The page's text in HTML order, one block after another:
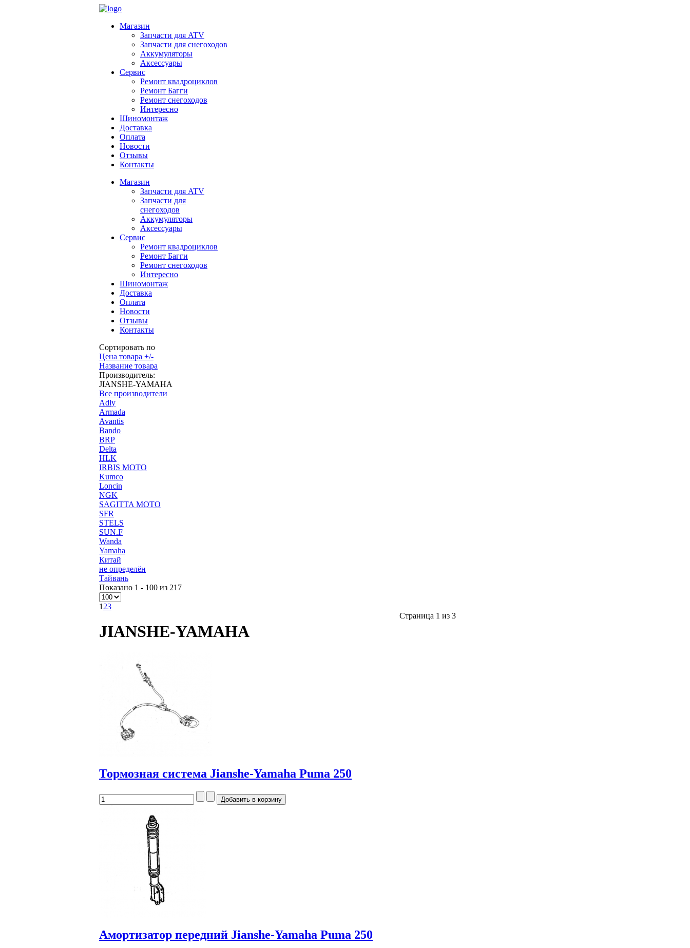
Магазин
Запчасти для ATV
Запчасти для снегоходов
Аккумуляторы
Аксессуары
Сервис
Ремонт квадроциклов
Ремонт Багги
Ремонт снегоходов
Интересно
Шиномонтаж
Доставка
Оплата
Новости
Отзывы
Контакты
Магазин
Запчасти для ATV
Запчасти для
снегоходов
Аккумуляторы
Аксессуары
Сервис
Ремонт квадроциклов
Ремонт Багги
Ремонт снегоходов
Интересно
Шиномонтаж
Доставка
Оплата
Новости
Отзывы
Контакты
Сортировать по
Цена товара +/-
Название товара
Производитель:
JIANSHE-YAMAHA
Все производители
Adly
Armada
Avantis
Bando
BRP
Delta
HLK
IRBIS MOTO
Kumco
Loncin
NGK
SAGITTA MOTO
SFR
STELS
SUN.F
Wanda
Yamaha
Китай
не определён
Тайвань
Показано 1 - 100 из 217
1 23
Страница 1 из 3
JIANSHE-YAMAHA
Тормозная система Jianshe-Yamaha Puma 250
Амортизатор передний Jianshe-Yamaha Puma 250